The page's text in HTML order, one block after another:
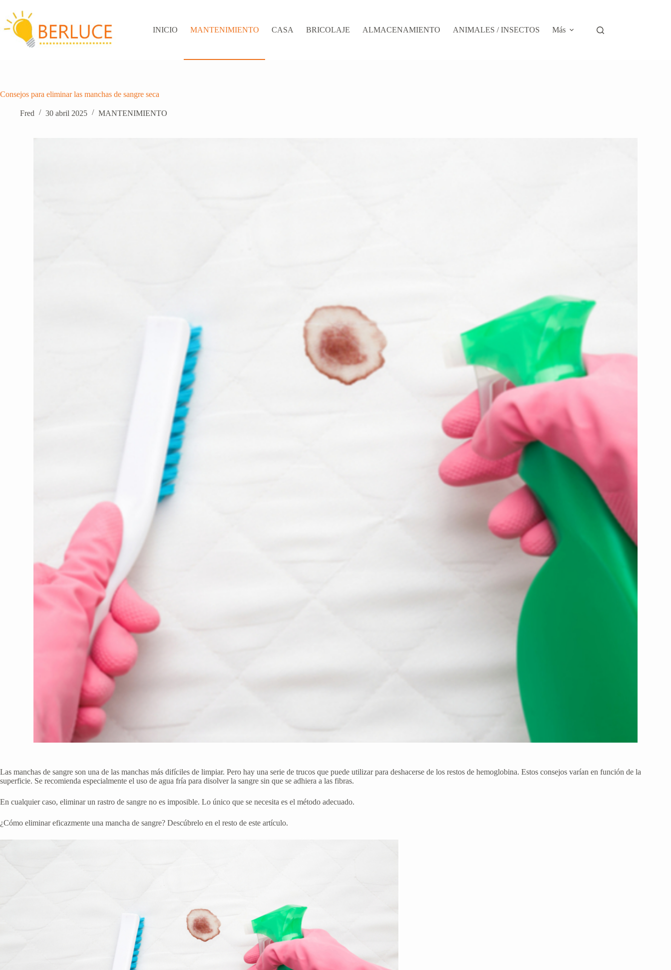
contenido
INICIO
MANTENIMIENTO CASA BRICOLAJE ALMACENAMIENTO ANIMALES / INSECTOS Más
Consejos para eliminar las manchas de sangre seca
Fred 30 abril 2025 MANTENIMIENTO
Las manchas de sangre son una de las manchas más difíciles de limpiar. Pero hay una serie de trucos que puede utilizar para deshacerse de los restos de hemoglobina. Estos consejos varían en función de la
superficie. Se recomienda especialmente el uso de agua fría para disolver la sangre sin que se adhiera a las fibras.
En cualquier caso, eliminar un rastro de sangre no es imposible. Lo único que se necesita es el método adecuado.
¿Cómo eliminar eficazmente una mancha de sangre? Descúbrelo en el resto de este artículo.